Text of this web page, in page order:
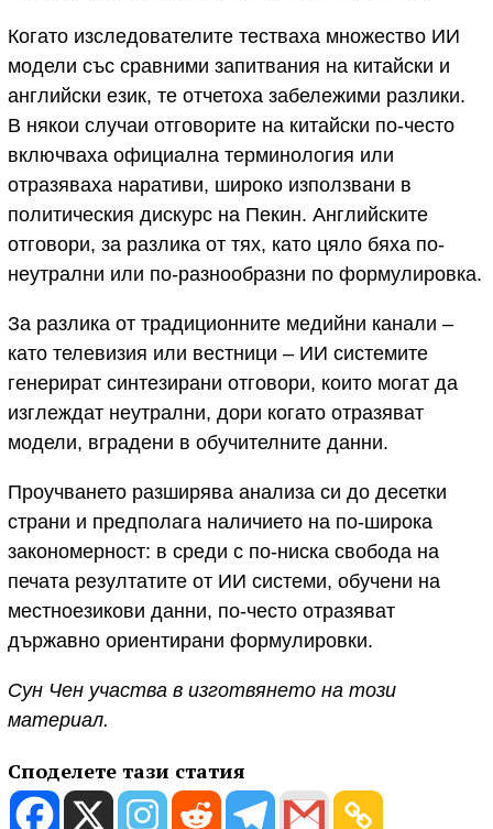
Когато изследователите тестваха множество ИИ
модели със сравними запитвания на китайски и
английски език, те отчетоха забележими разлики.
В някои случаи отговорите на китайски по-често
включваха официална терминология или
отразяваха наративи, широко използвани в
политическия дискурс на Пекин. Английските
отговори, за разлика от тях, като цяло бяха по-
неутрални или по-разнообразни по формулировка.
За разлика от традиционните медийни канали –
като телевизия или вестници – ИИ системите
генерират синтезирани отговори, които могат да
изглеждат неутрални, дори когато отразяват
модели, вградени в обучителните данни.
Проучването разширява анализа си до десетки
страни и предполага наличието на по-широка
закономерност: в среди с по-ниска свобода на
печата резултатите от ИИ системи, обучени на
местноезикови данни, по-често отразяват
държавно ориентирани формулировки.
Сун Чен участва в изготвянето на този
материал.
Споделете тази статия